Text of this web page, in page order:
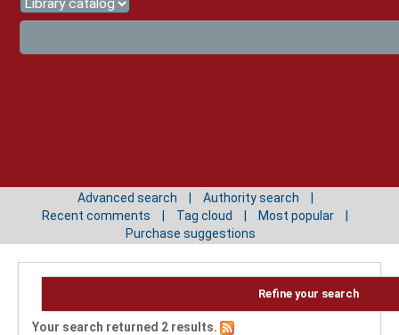
Advanced search
Authority search
Recent comments
Tag cloud
Most popular
Purchase suggestions
Refine your search
Your search returned 2 results.